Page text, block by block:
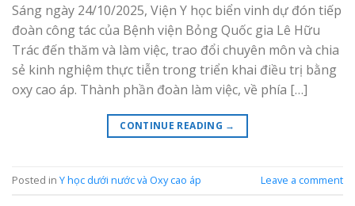
Sáng ngày 24/10/2025, Viện Y học biển vinh dự đón tiếp
đoàn công tác của Bệnh viện Bỏng Quốc gia Lê Hữu
Trác đến thăm và làm việc, trao đổi chuyên môn và chia
sẻ kinh nghiệm thực tiễn trong triển khai điều trị bằng
oxy cao áp. Thành phần đoàn làm việc, về phía […]
CONTINUE READING →
Posted in Y học dưới nước và Oxy cao áp Leave a comment